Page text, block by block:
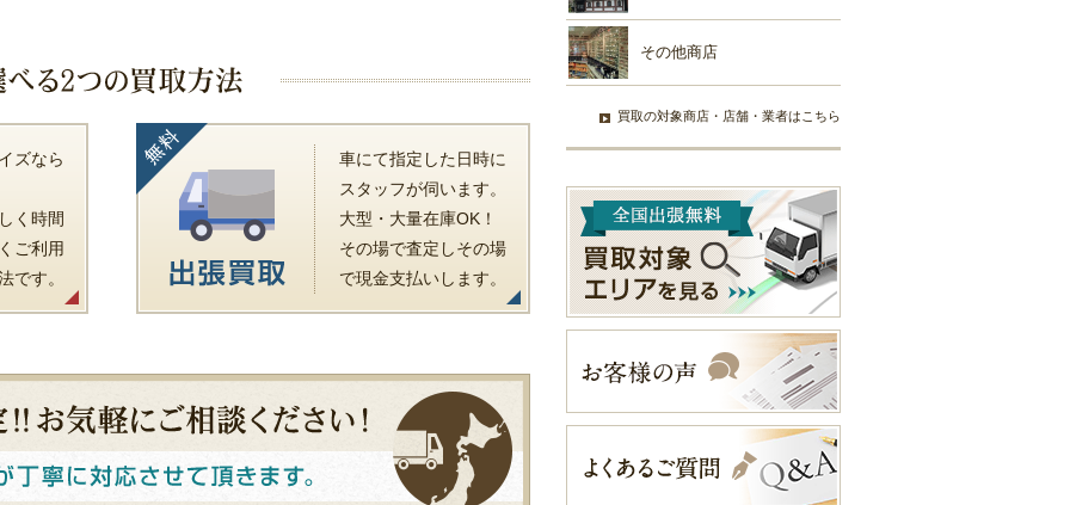
ズなら
く時間
ご利用
です。
車にて指定した日時に
スタッフが伺います。
大型・大量在庫OK！
その場で査定しその場
で現金支払いします。
その他商店
買取の対象商店・店舗・業者はこちら